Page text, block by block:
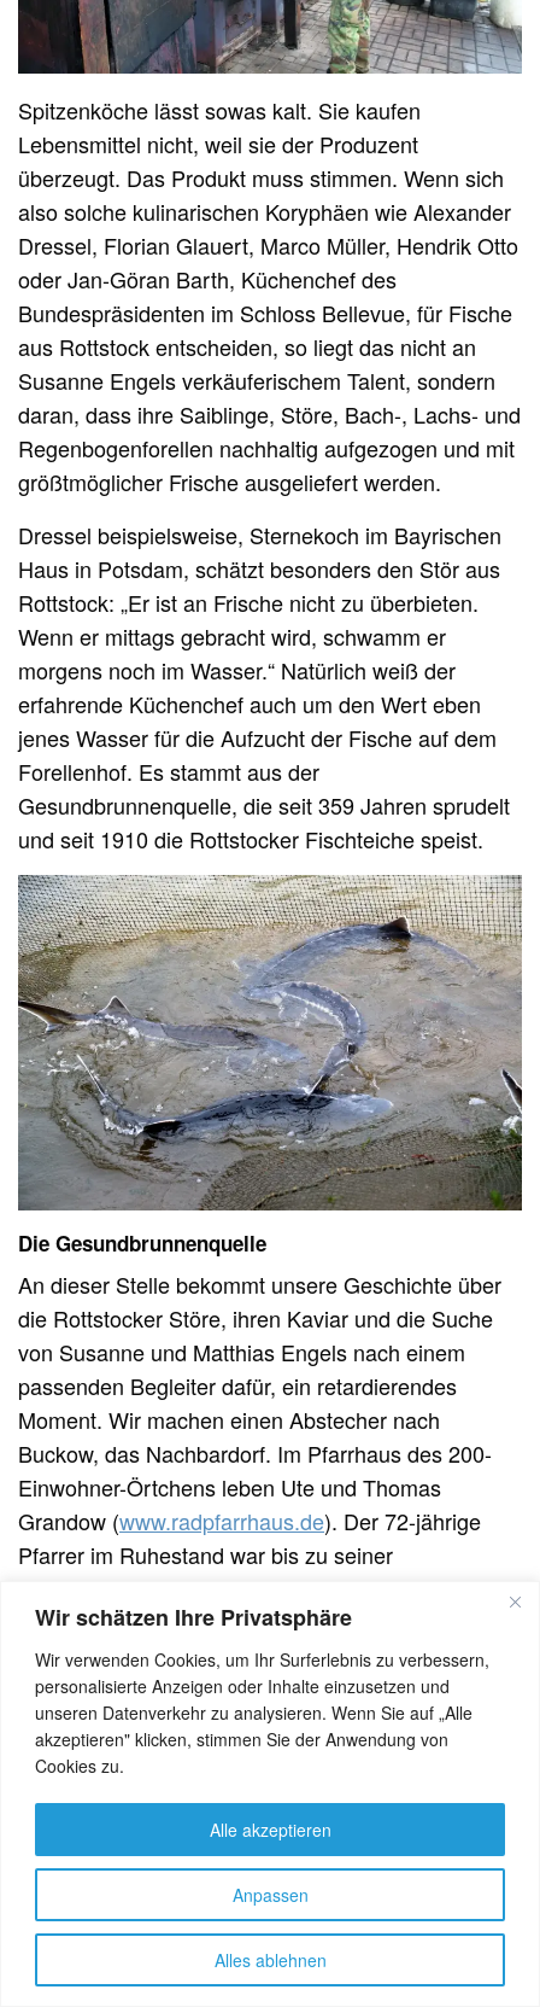
Wir schätzen Ihre Privatsphäre
Wir verwenden Cookies, um Ihr Surferlebnis zu verbessern,
personalisierte Anzeigen oder Inhalte einzusetzen und
unseren Datenverkehr zu analysieren. Wenn Sie auf „Alle
akzeptieren" klicken, stimmen Sie der Anwendung von
Cookies zu.
Anpassen
Alles ablehnen
Alle akzeptieren
Spitzenköche lässt sowas kalt. Sie kaufen
Lebensmittel nicht, weil sie der Produzent
überzeugt. Das Produkt muss stimmen. Wenn sich
also solche kulinarischen Koryphäen wie Alexander
Dressel, Florian Glauert, Marco Müller, Hendrik Otto
oder Jan-Göran Barth, Küchenchef des
Bundespräsidenten im Schloss Bellevue, für Fische
aus Rottstock entscheiden, so liegt das nicht an
Susanne Engels verkäuferischem Talent, sondern
daran, dass ihre Saiblinge, Störe, Bach-, Lachs- und
Regenbogenforellen nachhaltig aufgezogen und mit
größtmöglicher Frische ausgeliefert werden.
Dressel beispielsweise, Sternekoch im Bayrischen
Haus in Potsdam, schätzt besonders den Stör aus
Rottstock: „Er ist an Frische nicht zu überbieten.
Wenn er mittags gebracht wird, schwamm er
morgens noch im Wasser.“ Natürlich weiß der
erfahrende Küchenchef auch um den Wert eben
jenes Wasser für die Aufzucht der Fische auf dem
Forellenhof. Es stammt aus der
Gesundbrunnenquelle, die seit 359 Jahren sprudelt
und seit 1910 die Rottstocker Fischteiche speist.
Die Gesundbrunnenquelle
An dieser Stelle bekommt unsere Geschichte über
die Rottstocker Störe, ihren Kaviar und die Suche
von Susanne und Matthias Engels nach einem
passenden Begleiter dafür, ein retardierendes
Moment. Wir machen einen Abstecher nach
Buckow, das Nachbardorf. Im Pfarrhaus des 200-
Einwohner-Örtchens leben Ute und Thomas
Grandow (www.radpfarrhaus.de). Der 72-jährige
Pfarrer im Ruhestand war bis zu seiner
Weltanschauungsfragen der Evangelischen Kirche
Berlin-Brandenburg-schlesische Oberlausitz und als
Scientology-Experte ein vielgefragter
Interviewpartner und Talkshowgast. Heute
engagiert sich Grandow für die Dorfgemeinschaft
Brandenburger Regionalgeschichte. Beim Tee
erzählt er über den Gesundbrunnen, der am
Pfingstmontag des Jahres 1659 durch einen
Bergeinsturz nach einem Gewitter entstanden und
von einem Kuhhirten entdeckt sein soll.